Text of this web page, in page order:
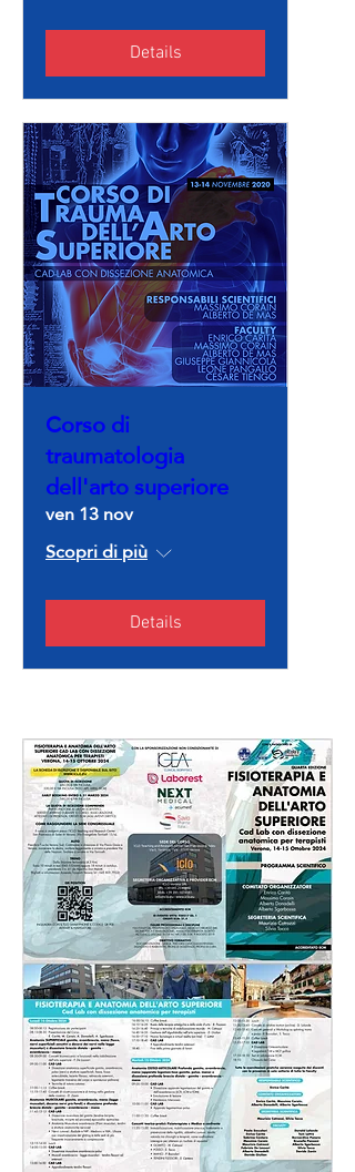
Details
Corso di
traumatologia
dell'arto superiore
ven 13 nov
Scopri di più
Details